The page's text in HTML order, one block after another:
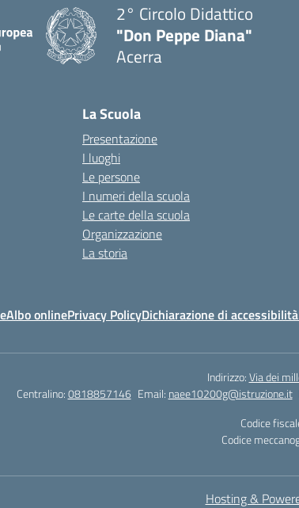
2° Circolo Didattico
"Don Peppe Diana"
Acerra
La Scuola
Presentazione
I luoghi
Le persone
I numeri della scuola
Le carte della scuola
Organizzazione
La storia
Albo onlinePrivacy PolicyDichiarazione di accessibilità
Indirizzo:Via dei
Centralino:0818857146 Email: naee10200g@istruzione.it
Codice
Codice
Hosting &